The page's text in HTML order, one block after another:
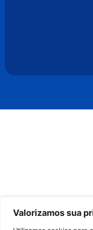
Valorizamos sua